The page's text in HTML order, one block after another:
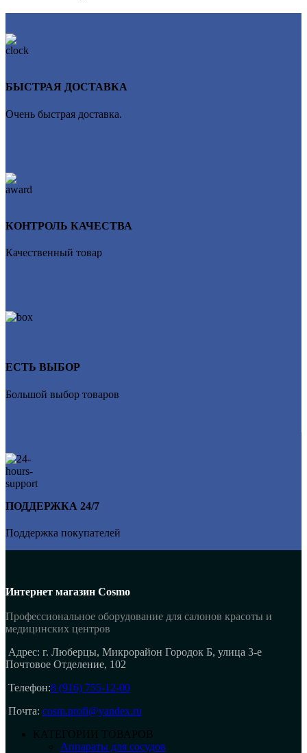
БЫСТРАЯ ДОСТАВКА
Очень быстрая доставка.
КОНТРОЛЬ КАЧЕСТВА
Качественный товар
ЕСТЬ ВЫБОР
Большой выбор товаров
ПОДДЕРЖКА 24/7
Поддержка покупателей
Интернет магазин Cosmo
Профессиональное оборудование для салонов красоты и
медицинских центров
Адрес: г. Люберцы, Микрорайон Городок Б, улица 3-е
Почтовое Отделение, 102
Телефон:8 (916) 755-12-00
Почта: cosm.profi@yandex.ru
КАТЕГОРИИ ТОВАРОВ
Аппараты для сосудов